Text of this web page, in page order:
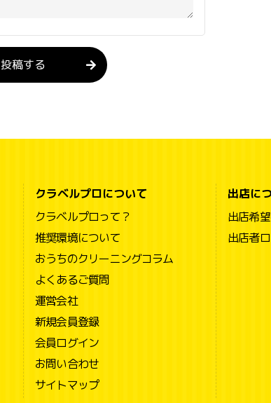
投稿する
クラベルプロについて
クラベルプロって？
推奨環境について
おうちのクリーニングコラム
よくあるご質問
運営会社
新規会員登録
会員ログイン
お問い合わせ
サイトマップ
出店に
出店希
出店者